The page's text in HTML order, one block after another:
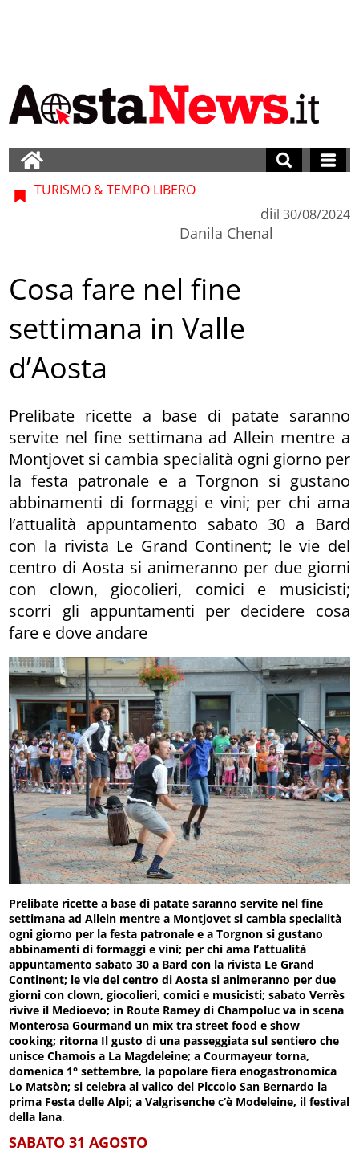
TURISMO & TEMPO LIBERO
di
Danila Chenal
il 30/08/2024
Cosa fare nel fine
settimana in Valle
d’Aosta
Prelibate ricette a base di patate saranno
servite nel fine settimana ad Allein mentre a
Montjovet si cambia specialità ogni giorno per
la festa patronale e a Torgnon si gustano
abbinamenti di formaggi e vini; per chi ama
l’attualità appuntamento sabato 30 a Bard
con la rivista Le Grand Continent; le vie del
centro di Aosta si animeranno per due giorni
con clown, giocolieri, comici e musicisti;
scorri gli appuntamenti per decidere cosa
fare e dove andare
Prelibate ricette a base di patate saranno servite nel fine
settimana ad Allein mentre a Montjovet si cambia specialità
ogni giorno per la festa patronale e a Torgnon si gustano
abbinamenti di formaggi e vini; per chi ama l’attualità
appuntamento sabato 30 a Bard con la rivista Le Grand
Continent; le vie del centro di Aosta si animeranno per due
giorni con clown, giocolieri, comici e musicisti; sabato Verrès
rivive il Medioevo; in Route Ramey di Champoluc va in scena
Monterosa Gourmand un mix tra street food e show
cooking; ritorna Il gusto di una passeggiata sul sentiero che
unisce Chamois a La Magdeleine; a Courmayeur torna,
domenica 1° settembre, la popolare fiera enogastronomica
Lo Matsòn; si celebra al valico del Piccolo San Bernardo la
prima Festa delle Alpi; a Valgrisenche c’è Modeleine, il festival
della lana.
SABATO 31 AGOSTO